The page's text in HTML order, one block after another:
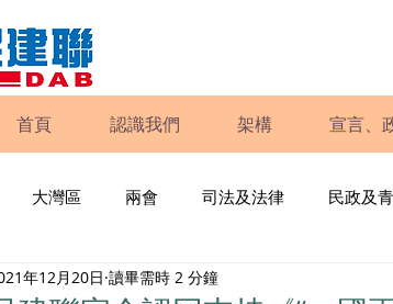
首頁 認識我們 架構 宣言、
大灣區 兩會 司法及法律 民政及
工商專業 家庭
年12月20日 讀畢需時 2 分鐘